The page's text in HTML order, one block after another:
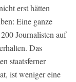
erst hätten
Eine ganze
Journalisten auf
Das
staatsferner
ist weniger eine